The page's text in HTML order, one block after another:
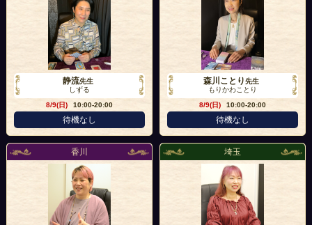
静流先生
しずる
8/9(日)
10:00-20:00
待機なし
森川ことり先生
もりかわことり
8/9(日)
10:00-20:00
待機なし
香川 埼玉